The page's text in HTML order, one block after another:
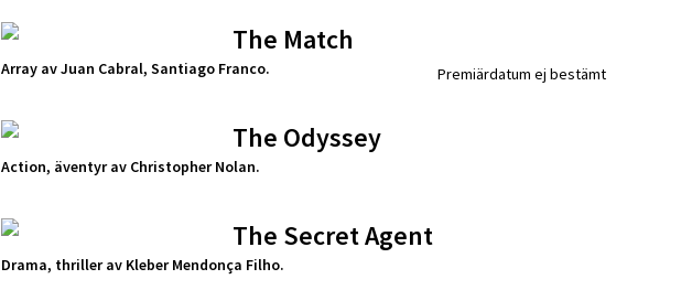
The Match
Array av Juan Cabral, Santiago Franco. Premiärdatum ej bestämt
The Odyssey
Action, äventyr av Christopher Nolan.
The Secret Agent
Drama, thriller av Kleber Mendonça Filho.